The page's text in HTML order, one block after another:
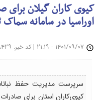
کیوی کاران گیلان
اوراسیا در سامانه
| کد خبر: ۲۸۴۲۹
سرپرست مدیریت حفظ
کیوی‌کاران استان برای